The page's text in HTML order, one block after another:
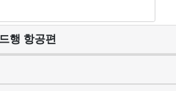
행 항공편